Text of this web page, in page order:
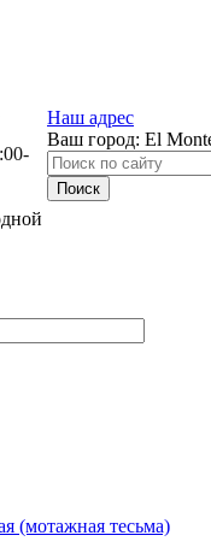
Наш адрес
Ваш город: El
(мотажная тесьма)